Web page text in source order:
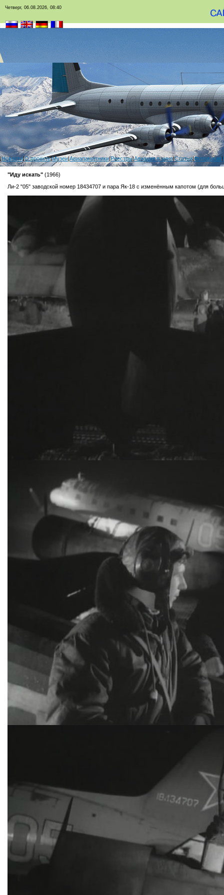
Четверг, 06.08.2026, 08:40
|Новости|О проекте|Музеи|Авиапамятники|Реестры|Авиация в кино|Статьи|Фотоархив|
"Иду искать"(1966)
Ли-2 "05" заводской номер 18434707 и пара Як-18 с изменённым капотом (для